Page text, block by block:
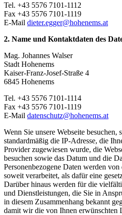
Tel. +43 5576 7101-1112
Fax +43 5576 7101-1119
E-Mail dieter.egger@hohenems.at
2. Name und Kontaktdaten des
Mag. Johannes Walser
Stadt Hohenems
Kaiser-Franz-Josef-Straße 4
6845 Hohenems
Tel. +43 5576 7101-1114
Fax +43 5576 7101-1119
E-Mail datenschutz@hohenems.at
Wenn Sie unsere Webseite besuchen,
standardmäßig die IP-Adresse, die
Provider zugewiesen wurde, die
besuchen sowie das Datum und die
Personenbezogene Daten werden
soweit verarbeitet, als dafür eine
Darüber hinaus werden für die
und Dienstleistungen, die Sie in
in diesem Zusammenhang bekannt
damit wir die von Ihnen erwünschten